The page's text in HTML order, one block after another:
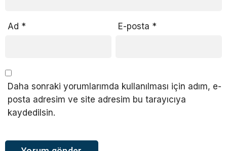
Ad * E-posta *
Daha sonraki yorumlarımda kullanılması için adım, e-
posta adresim ve site adresim bu tarayıcıya
kaydedilsin.